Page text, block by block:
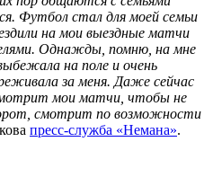
Футбол стал для моей семьи
на мои выездные матчи
Однажды, помню, на мне
на поле и очень
за меня. Даже сейчас
мои матчи, чтобы не
смотрит по возможности
пресс-служба «Немана».